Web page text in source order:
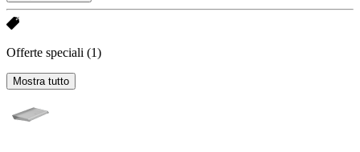
Offerte speciali (1)
Mostra tutto